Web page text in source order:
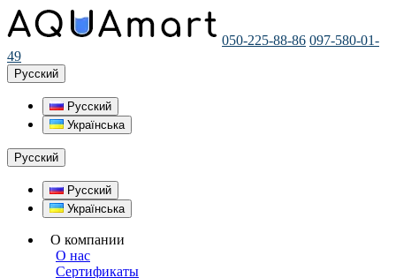
050-225-88-86 097-580-01-
49
Русский
Русский
Українська
Русский
Русский
Українська
О компании
О нас
Сертификаты